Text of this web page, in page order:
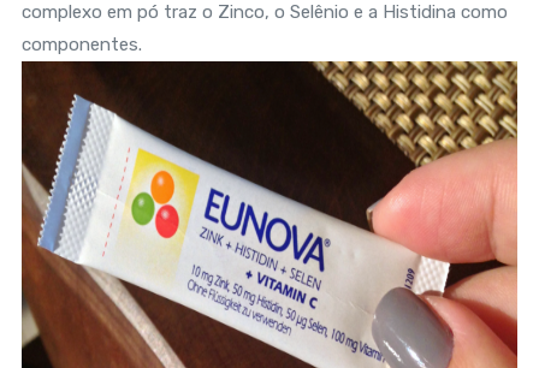
complexo em pó traz o Zinco, o Selênio e a Histidina como
componentes.